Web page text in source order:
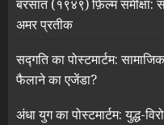
बरसात (१९४९) फ़िल्म
अमर प्रतीक
सद्गति का पोस्टमार्टम:
फैलाने का एजेंडा?
अंधा युग का पोस्टमार्टम: युद्ध-